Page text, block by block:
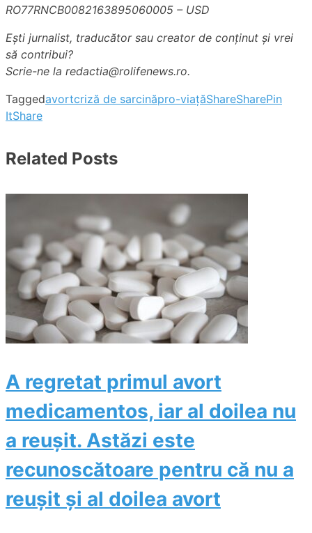
RO77RNCB0082163895060005 – USD
Ești jurnalist, traducător sau creator de conținut și vrei
să contribui?
Scrie-ne la redactia@rolifenews.ro.
Taggedavortcriză de sarcinăpro-viațăShareSharePin
ItShare
Related Posts
A regretat primul avort
medicamentos, iar al doilea nu
a reușit. Astăzi este
recunoscătoare pentru că nu a
reușit și al doilea avort